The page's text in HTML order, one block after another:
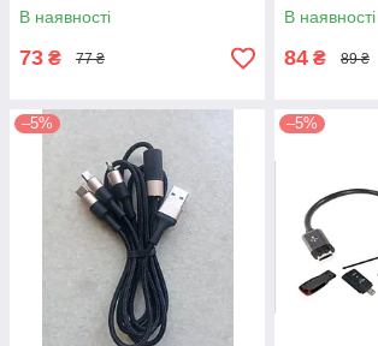
В наявності
73 ₴ 77 ₴
В наявності
84 ₴ 89 ₴
–5% –5%